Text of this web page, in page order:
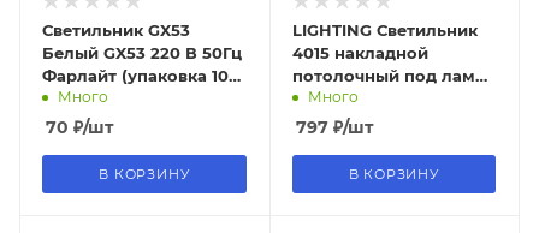
Светильник GX53
Белый GX53 220 В 50Гц
Фарлайт (упаковка 10
шт.)Много
70 ₽/шт
В КОРЗИНУ
LIGHTING Светильник
4015 накладной
потолочный под лампу
GX53 белый IEK
Много
797₽/шт
В КОРЗИНУ